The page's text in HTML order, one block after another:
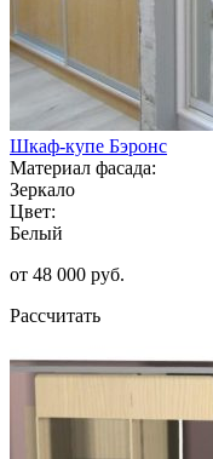
Шкаф-купе Бэронс
Материал фасада:
Зеркало
Цвет:
Белый
от 48 000 руб.
Рассчитать